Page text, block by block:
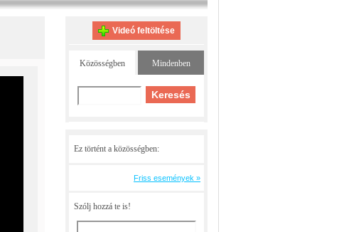
Videó feltöltése
Közösségben Mindenben
Ez történt a közösségben:
Friss események »
Szólj hozzá te is!